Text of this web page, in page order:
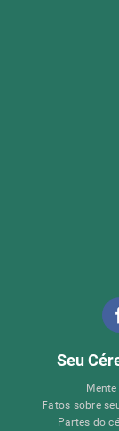
Seu
Mente
Fatos sobre
Partes do